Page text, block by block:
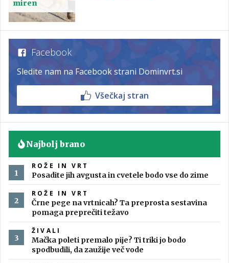
miren
Facebook
Sledite nam na Facebook strani Dominvrt.si
Všečkaj stran
Najbolj brano
ROŽE IN VRT
Posadite jih avgusta in cvetele bodo vse do zime
ROŽE IN VRT
Črne pege na vrtnicah? Ta preprosta sestavina
pomaga preprečiti težavo
ŽIVALI
Mačka poleti premalo pije? Ti triki jo bodo
spodbudili, da zaužije več vode